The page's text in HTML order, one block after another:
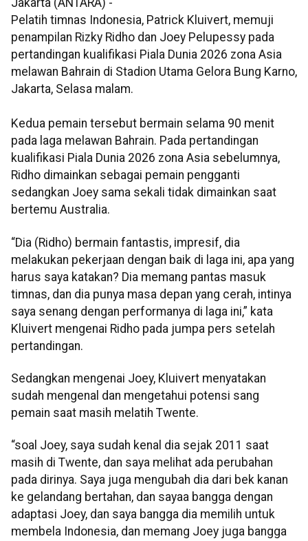
Jakarta (ANTARA) -
Pelatih timnas Indonesia, Patrick Kluivert, memuji
penampilan Rizky Ridho dan Joey Pelupessy pada
pertandingan kualifikasi Piala Dunia 2026 zona Asia
melawan Bahrain di Stadion Utama Gelora Bung Karno,
Jakarta, Selasa malam.
Kedua pemain tersebut bermain selama 90 menit
pada laga melawan Bahrain. Pada pertandingan
kualifikasi Piala Dunia 2026 zona Asia sebelumnya,
Ridho dimainkan sebagai pemain pengganti
sedangkan Joey sama sekali tidak dimainkan saat
bertemu Australia.
“Dia (Ridho) bermain fantastis, impresif, dia
melakukan pekerjaan dengan baik di laga ini, apa yang
harus saya katakan? Dia memang pantas masuk
timnas, dan dia punya masa depan yang cerah, intinya
saya senang dengan performanya di laga ini,” kata
Kluivert mengenai Ridho pada jumpa pers setelah
pertandingan.
Sedangkan mengenai Joey, Kluivert menyatakan
sudah mengenal dan mengetahui potensi sang
pemain saat masih melatih Twente.
“soal Joey, saya sudah kenal dia sejak 2011 saat
masih di Twente, dan saya melihat ada perubahan
pada dirinya. Saya juga mengubah dia dari bek kanan
ke gelandang bertahan, dan sayaa bangga dengan
adaptasi Joey, dan saya bangga dia memilih untuk
membela Indonesia, dan memang Joey juga bangga